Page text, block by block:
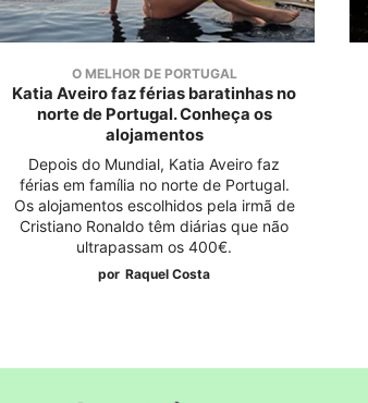
O MELHOR DE PORTUGAL
Katia Aveiro faz férias baratinhas no
norte de Portugal. Conheça os
alojamentos
Depois do Mundial, Katia Aveiro faz
férias em família no norte de Portugal.
Os alojamentos escolhidos pela irmã de
Cristiano Ronaldo têm diárias que não
ultrapassam os 400€.
por Raquel Costa